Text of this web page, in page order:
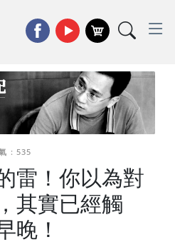
: 535
雷！你以為對
其實已經觸
晚！